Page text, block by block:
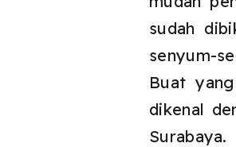
sudah
senyum-
Buat
dikenal
Surabaya.